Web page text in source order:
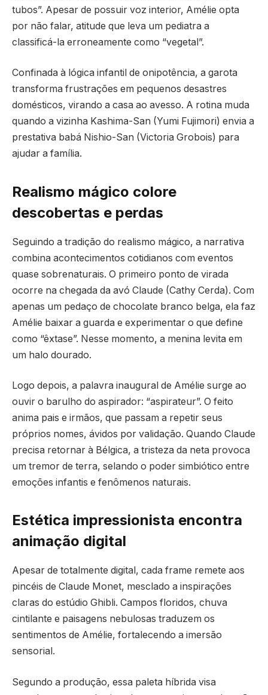
tubos”. Apesar de possuir voz interior, Amélie opta
por não falar, atitude que leva um pediatra a
classificá-la erroneamente como “vegetal”.
Confinada à lógica infantil de onipotência, a garota
transforma frustrações em pequenos desastres
domésticos, virando a casa ao avesso. A rotina muda
quando a vizinha Kashima-San (Yumi Fujimori) envia a
prestativa babá Nishio-San (Victoria Grobois) para
ajudar a família.
Realismo mágico colore
descobertas e perdas
Seguindo a tradição do realismo mágico, a narrativa
combina acontecimentos cotidianos com eventos
quase sobrenaturais. O primeiro ponto de virada
ocorre na chegada da avó Claude (Cathy Cerda). Com
apenas um pedaço de chocolate branco belga, ela faz
Amélie baixar a guarda e experimentar o que define
como “êxtase”. Nesse momento, a menina levita em
um halo dourado.
Logo depois, a palavra inaugural de Amélie surge ao
ouvir o barulho do aspirador: “aspirateur”. O feito
anima pais e irmãos, que passam a repetir seus
próprios nomes, ávidos por validação. Quando Claude
precisa retornar à Bélgica, a tristeza da neta provoca
um tremor de terra, selando o poder simbiótico entre
emoções infantis e fenômenos naturais.
Estética impressionista encontra
animação digital
Apesar de totalmente digital, cada frame remete aos
pincéis de Claude Monet, mesclado a inspirações
claras do estúdio Ghibli. Campos floridos, chuva
cintilante e paisagens nebulosas traduzem os
sentimentos de Amélie, fortalecendo a imersão
sensorial.
Segundo a produção, essa paleta híbrida visa